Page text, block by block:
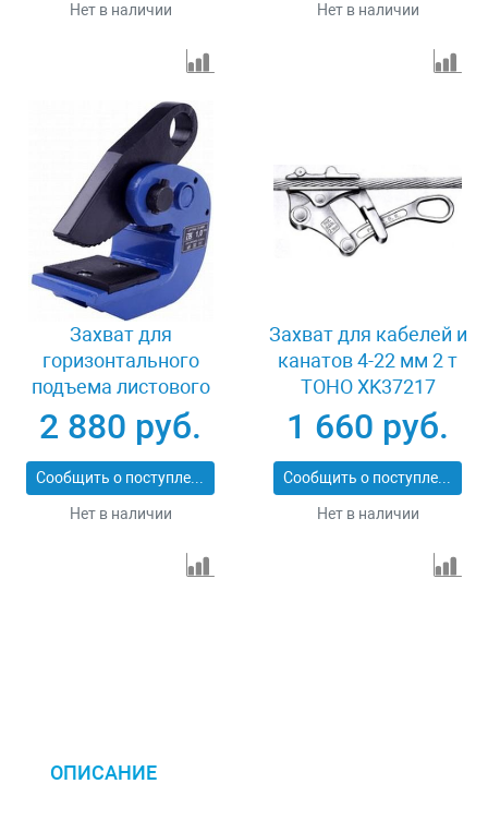
Нет в наличии Нет в наличии
Захват для
горизонтального
подъема листового
металла 2 т LB DHQ-
2.0
2 880 руб.
Сообщить о поступлении
Нет в наличии
Захват для кабелей и
канатов 4-22 мм 2 т
TOHO XK37217
1 660 руб.
Сообщить о поступлении
Нет в наличии
ОПИСАНИЕ